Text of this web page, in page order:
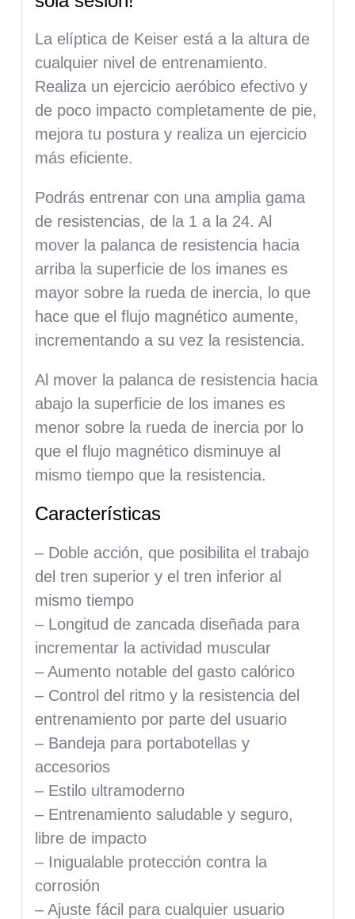
La elíptica de Keiser está a la altura de
cualquier nivel de entrenamiento.
Realiza un ejercicio aeróbico efectivo y
de poco impacto completamente de pie,
mejora tu postura y realiza un ejercicio
más eficiente.
Podrás entrenar con una amplia gama
de resistencias, de la 1 a la 24. Al
mover la palanca de resistencia hacia
arriba la superficie de los imanes es
mayor sobre la rueda de inercia, lo que
hace que el flujo magnético aumente,
incrementando a su vez la resistencia.
Al mover la palanca de resistencia hacia
abajo la superficie de los imanes es
menor sobre la rueda de inercia por lo
que el flujo magnético disminuye al
mismo tiempo que la resistencia.
Características
– Doble acción, que posibilita el trabajo
del tren superior y el tren inferior al
mismo tiempo
– Longitud de zancada diseñada para
incrementar la actividad muscular
– Aumento notable del gasto calórico
– Control del ritmo y la resistencia del
entrenamiento por parte del usuario
– Bandeja para portabotellas y
accesorios
– Estilo ultramoderno
– Entrenamiento saludable y seguro,
libre de impacto
– Inigualable protección contra la
corrosión
– Ajuste fácil para cualquier usuario